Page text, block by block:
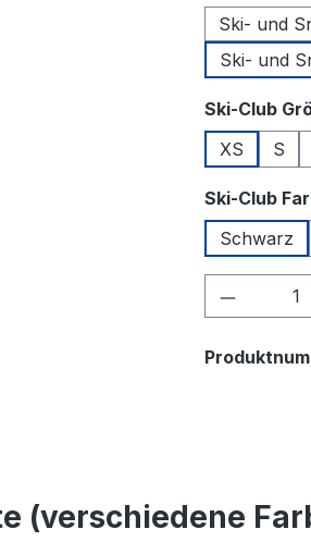
Ski- und
Ski- und
Ski-Club
XS
S
Ski-Club
Schwarz
(verschiedene